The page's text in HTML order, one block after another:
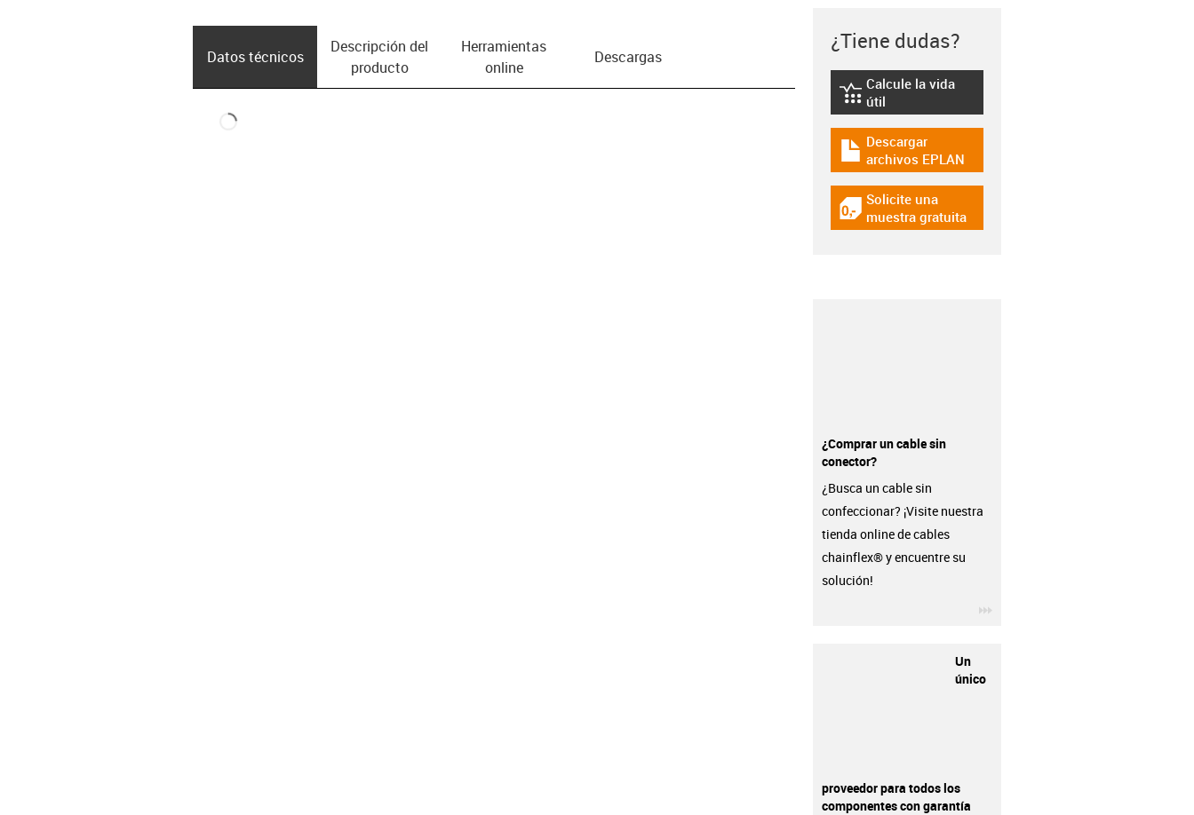
Datos técnicos
Descripción del
producto
Herramientas
online
Descargas
¿Tiene dudas?
igus-icon-lebensdauerrechner
Calcule la vida
útil
igus-icon-download-plan
Descargar
archivos EPLAN
igus-icon-gratismuster
Solicite una
muestra gratuita
¿Comprar un cable sin
conector?
¿Busca un cable sin
confeccionar? ¡Visite nuestra
tienda online de cables
chainflex® y encuentre su
solución!
Un
único
proveedor para todos los
componentes con garantía